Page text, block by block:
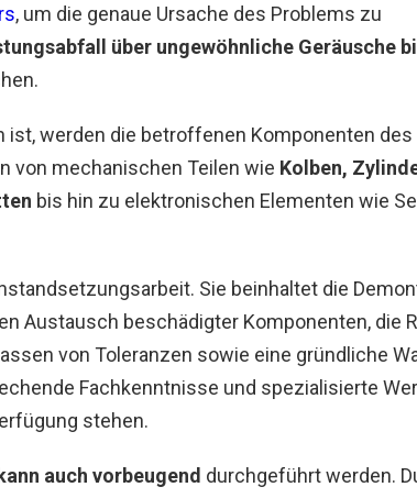
, um die genaue Ursache des Problems zu
über ungewöhnliche Geräusche
ist, werden die betroffenen Komponenten
von mechanischen Teilen wie Kolben,
bis hin zu elektronischen Elementen wie
Sie beinhaltet die
Austausch beschädigter Komponenten, die
von Toleranzen sowie eine gründliche
Fachkenntnisse und spezialisierte
stehen.
auch vorbeugend durchgeführt werden.